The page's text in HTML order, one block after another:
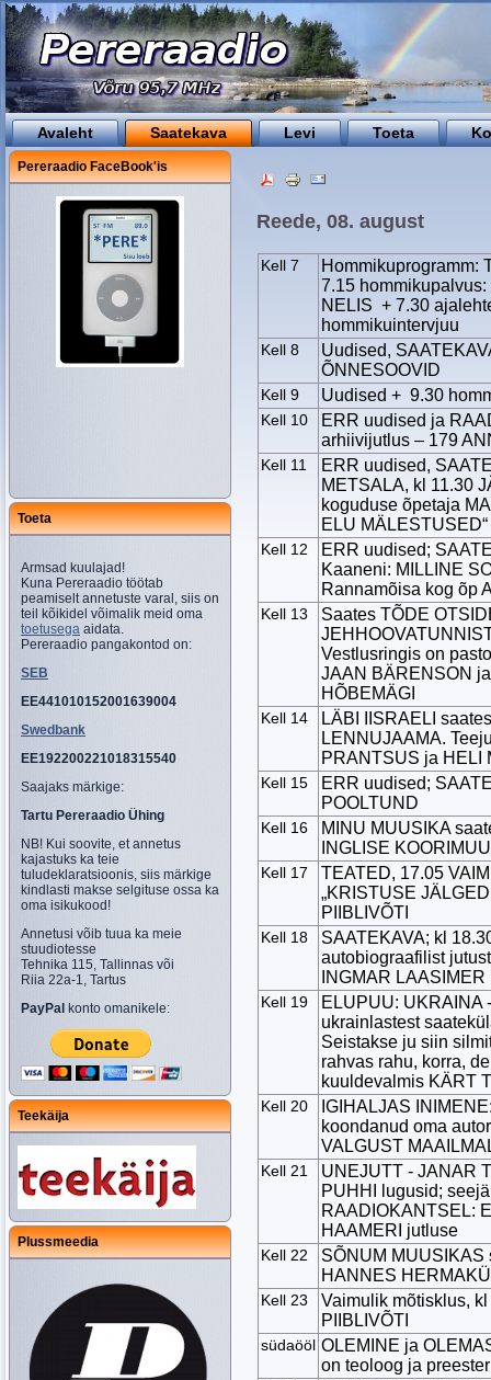
Avaleht Saatekava Levi Toeta
Pereraadio FaceBook'is
Toeta
Armsad kuulajad!
Kuna Pereraadio töötab
peamiselt annetuste varal, siis on
teil kõikidel võimalik meid oma
toetusega aidata.
Pereraadio pangakontod on:
SEB
EE441010152001639004
Swedbank
EE192200221018315540
Saajaks märkige:
Tartu Pereraadio Ühing
NB! Kui soovite, et annetus
kajastuks ka teie
tuludeklaratsioonis, siis märkige
kindlasti makse selgituse ossa ka
oma isikukood!
Annetusi võib tuua ka meie
stuudiotesse
Tehnika 115, Tallinnas või
Riia 22a-1, Tartus
PayPal konto omanikele:
Teekäija
Plussmeedia
Reede, 08. august
Kell 7
Hommikuprogramm:
7.15
NELIS + 7.30
hommikuintervjuu
Kell 8
Uudised,
ÕNNESOOVID
Kell 9 Uudised + 9.30
Kell 10
ERR uudised ja
arhiivijutlus – 179
Kell 11
ERR uudised,
METSALA, kl 11.30
koguduse õpetaja
ELU
Kell 12
ERR uudised;
Kaaneni: MILLINE
Rannamõisa kog õp
Kell 13
Saates TÕDE
Vestlusringis on
JAAN BÄRENSON
HÕBEMÄGI
Kell 14
LÄBI IISRAELI
LENNUJAAMA.
PRANTSUS ja HELI
Kell 15
ERR uudised;
POOLTUND
Kell 16
MINU MUUSIKA
INGLISE
Kell 17
TEATED, 17.05
„KRISTUSE
PIIBLIVÕTI
Kell 18
SAATEKAVA; kl
autobiograafilist
INGMAR LAASIMER
Kell 19
ELUPUU: UKRAINA
ukrainlastest
Seistakse ju siin
rahvas rahu, korra,
kuuldevalmis KÄRT
Kell 20
IGIHALJAS
koondanud oma
VALGUST
Kell 21
UNEJUTT - JANAR
PUHHI lugusid;
RAADIOKANTSEL:
HAAMERI jutluse
Kell 22
SÕNUM
HANNES
Kell 23
Vaimulik mõtisklus,
PIIBLIVÕTI
südaööl OLEMINE ja
on teoloog ja